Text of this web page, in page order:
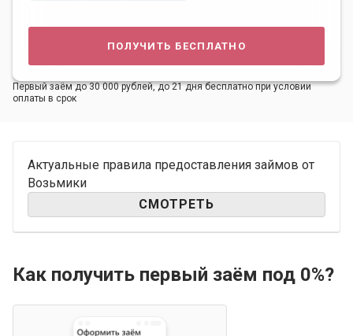
получить бесплатно
Первый заём до 30 000 рублей, до 21 дня бесплатно при условии
оплаты в срок
Актуальные правила предоставления займов от
Возьмики
СМОТРЕТЬ
Как получить первый заём под 0%?